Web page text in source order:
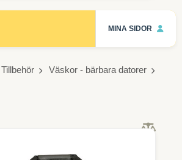
MINA SIDOR
Tillbehör
Väskor - bärbara datorer